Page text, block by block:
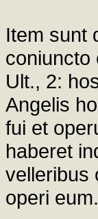
Item sunt
coniuncto
Ult., 2:
Angelis
fui et
haberet
velleribus
operi eum.